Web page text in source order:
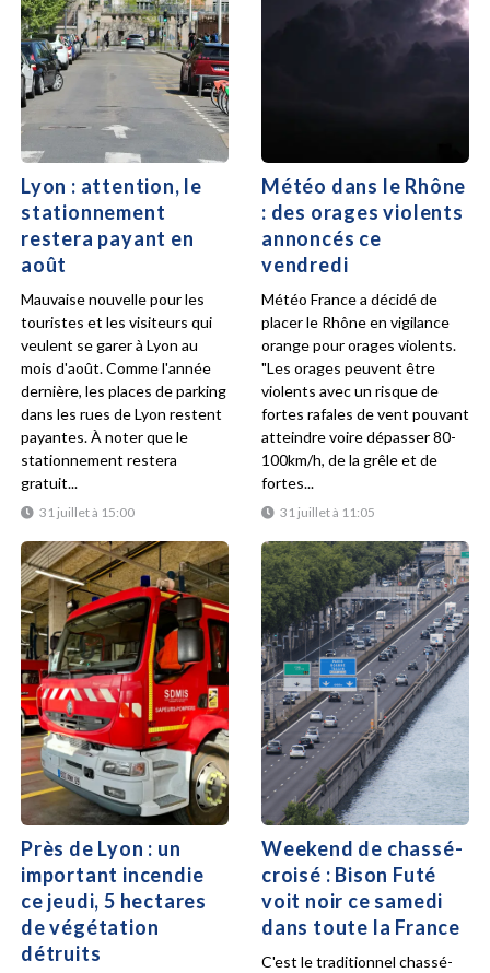
Lyon : attention, le
stationnement
restera payant en
août
31 juillet à 15:00
Mauvaise nouvelle pour les
touristes et les visiteurs qui
veulent se garer à Lyon au
mois d'août. Comme l'année
dernière, les places de parking
dans les rues de Lyon restent
payantes. À noter que le
stationnement restera
gratuit...
Météo dans le Rhône
: des orages violents
annoncés ce
vendredi
31 juillet à 11:05
Météo France a décidé de
placer le Rhône en vigilance
orange pour orages violents.
"Les orages peuvent être
violents avec un risque de
fortes rafales de vent pouvant
atteindre voire dépasser 80-
100km/h, de la grêle et de
fortes...
Près de Lyon : un
important incendie
ce jeudi, 5 hectares
de végétation
détruits
Weekend de chassé-
croisé : Bison Futé
voit noir ce samedi
dans toute la France
C'est le traditionnel chassé-